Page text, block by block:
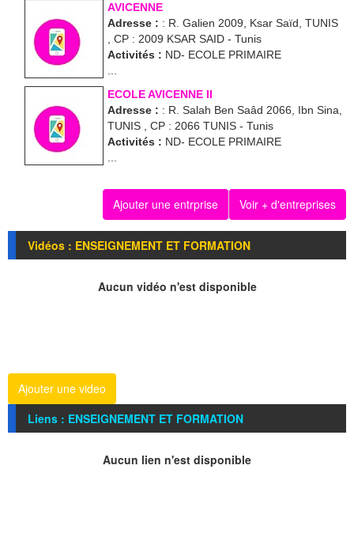
AVICENNE
Adresse : : R. Galien 2009, Ksar Saïd, TUNIS
, CP : 2009 KSAR SAID - Tunis
Activités : ND- ECOLE PRIMAIRE
...
ECOLE AVICENNE II
Adresse : : R. Salah Ben Saâd 2066, Ibn Sina,
TUNIS , CP : 2066 TUNIS - Tunis
Activités : ND- ECOLE PRIMAIRE
...
Ajouter une entrprise Voir + d'entreprises
Vidéos : ENSEIGNEMENT ET FORMATION
Aucun vidéo n'est disponible
Ajouter une video
Liens : ENSEIGNEMENT ET FORMATION
Aucun lien n'est disponible